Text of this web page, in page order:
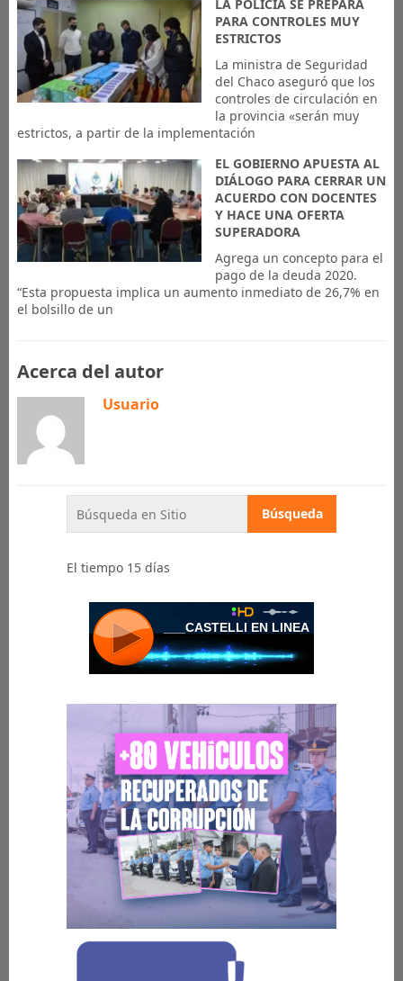
LA POLICÍA SE PREPARA
PARA CONTROLES MUY
ESTRICTOS
La ministra de Seguridad
del Chaco aseguró que los
controles de circulación en
la provincia «serán muy
estrictos, a partir de la implementación
EL GOBIERNO APUESTA AL
DIÁLOGO PARA CERRAR UN
ACUERDO CON DOCENTES
Y HACE UNA OFERTA
SUPERADORA
Agrega un concepto para el
pago de la deuda 2020.
“Esta propuesta implica un aumento inmediato de 26,7% en
el bolsillo de un
Acerca del autor
Usuario
El tiempo 15 días